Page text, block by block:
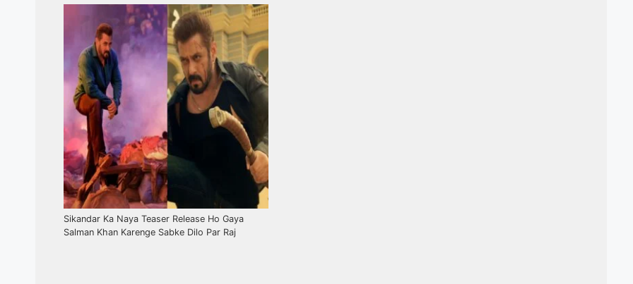
Sikandar Ka Naya Teaser Release Ho Gaya
Salman Khan Karenge Sabke Dilo Par Raj